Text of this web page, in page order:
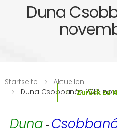
Duna
Startseite
Aktuellen
Duna Csobbanás 2013.
Zurück zu
Duna –